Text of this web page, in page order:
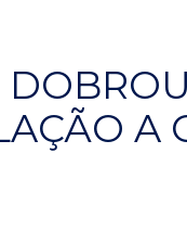
DOBROU
A